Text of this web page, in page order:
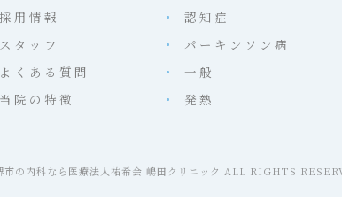
採用情報
スタッフ
よくある質問
当院の特徴
認知症
パーキンソン病
一般
発熱
の内科なら医療法人祐希会 嶋田クリニック ALL RIGHTS